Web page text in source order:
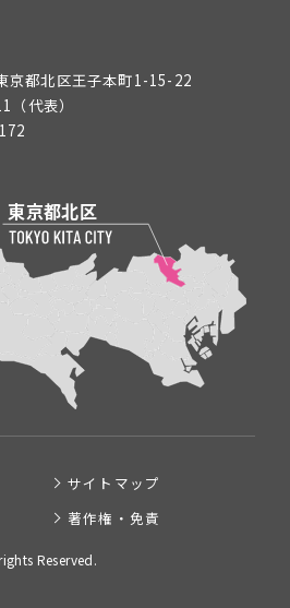
都北区王子本町1-15-22
（代表）
サイトマップ
著作権・免責
Reserved.